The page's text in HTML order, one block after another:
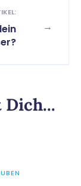
→